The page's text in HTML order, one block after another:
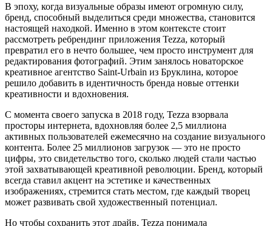
В эпоху, когда визуальные образы имеют огромную силу,
бренд, способный выделиться среди множества, становится
настоящей находкой. Именно в этом контексте стоит
рассмотреть ребрендинг приложения Tezza, который
превратил его в нечто большее, чем просто инструмент для
редактирования фотографий. Этим занялось новаторское
креативное агентство Saint-Urbain из Бруклина, которое
решило добавить в идентичность бренда новые оттенки
креативности и вдохновения.
С момента своего запуска в 2018 году, Tezza взорвала
просторы интернета, вдохновляя более 2,5 миллиона
активных пользователей ежемесячно на создание визуального
контента. Более 25 миллионов загрузок — это не просто
цифры, это свидетельство того, сколько людей стали частью
этой захватывающей креативной революции. Бренд, который
всегда ставил акцент на эстетике и качественных
изображениях, стремится стать местом, где каждый творец
может развивать свой художественный потенциал.
Но чтобы сохранить этот драйв, Tezza понимала